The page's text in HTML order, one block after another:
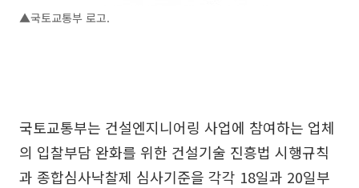
▲국토교통부 로고.
국토교통부는 건설엔지니어링 사업에 참여하는 업체
의 입찰부담 완화를 위한 건설기술 진흥법 시행규칙
과 종합심사낙찰제 심사기준을 각각 18일과 20일부